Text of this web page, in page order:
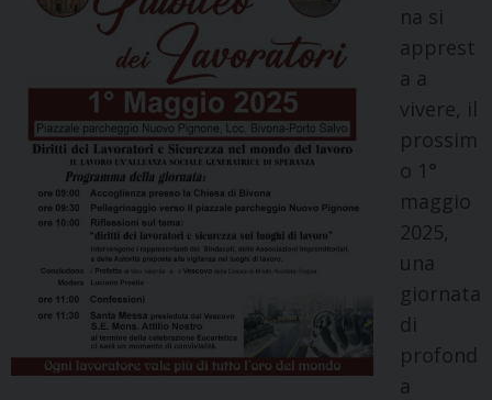
na si
apprest
a a
vivere, il
prossim
o 1°
maggio
2025,
una
giornata
di
profond
a